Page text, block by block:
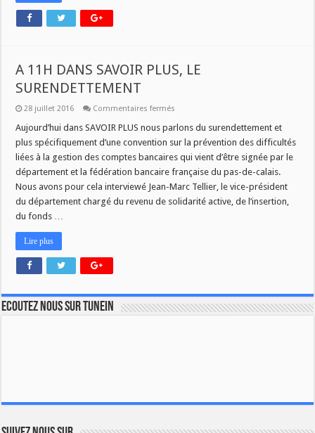
A 11H DANS SAVOIR PLUS, LE
SURENDETTEMENT
28 juillet 2016 Commentaires fermés
11H
SAVOIR
PLUS,
LE
SURENDETTEMENT
Aujourd’hui dans SAVOIR PLUS nous parlons du surendettement et
plus spécifiquement d’une convention sur la prévention des difficultés
liées à la gestion des comptes bancaires qui vient d’être signée par le
département et la fédération bancaire française du pas-de-calais.
Nous avons pour cela interviewé Jean-Marc Tellier, le vice-président
du département chargé du revenu de solidarité active, de l’insertion,
du fonds …
Lire plus
Ecoutez nous sur TuneIn